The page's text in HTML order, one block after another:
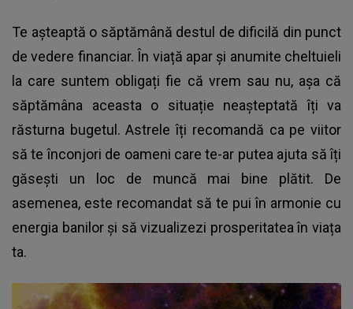
Te așteaptă o săptămână destul de dificilă din punct
de vedere financiar. În viață apar și anumite cheltuieli
la care suntem obligați fie că vrem sau nu, așa că
săptămâna aceasta o situație neașteptată îți va
răsturna bugetul. Astrele îți recomandă ca pe viitor
să te înconjori de oameni care te-ar putea ajuta să îți
găsești un loc de muncă mai bine plătit. De
asemenea, este recomandat să te pui în armonie cu
energia banilor și să vizualizezi prosperitatea în viața
ta.